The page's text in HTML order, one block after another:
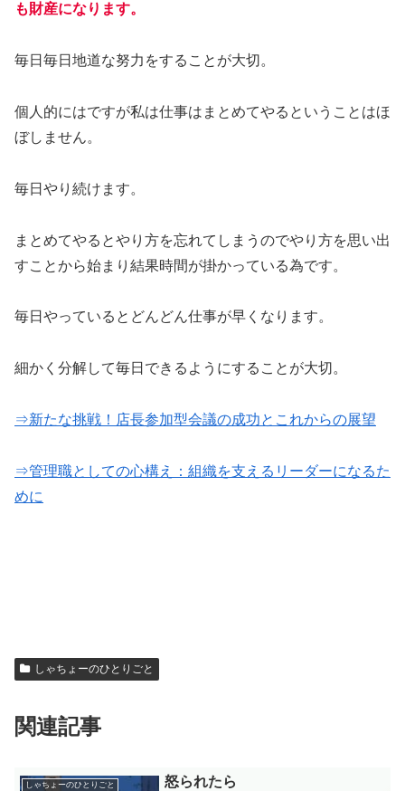
も財産になります。
毎日毎日地道な努力をすることが大切。
個人的にはですが私は仕事はまとめてやるということはほ
ぼしません。
毎日やり続けます。
まとめてやるとやり方を忘れてしまうのでやり方を思い出
すことから始まり結果時間が掛かっている為です。
毎日やっているとどんどん仕事が早くなります。
細かく分解して毎日できるようにすることが大切。
⇒新たな挑戦！店長参加型会議の成功とこれからの展望
⇒管理職としての心構え：組織を支えるリーダーになるた
めに
しゃちょーのひとりごと
関連記事
しゃちょーのひとりごと 怒られたら